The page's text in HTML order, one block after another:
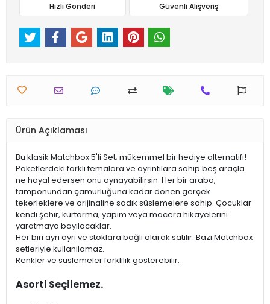
Hızlı Gönderi Güvenli Alışveriş
Ürün Açıklaması
Bu klasik Matchbox 5'li Set; mükemmel bir hediye alternatifi!
Paketlerdeki farklı temalara ve ayrıntılara sahip beş araçla
ne hayal edersen onu oynayabilirsin. Her bir araba,
tamponundan çamurluğuna kadar dönen gerçek
tekerleklere ve orijinaline sadık süslemelere sahip. Çocuklar
kendi şehir, kurtarma, yapım veya macera hikayelerini
yaratmaya bayılacaklar.
Her biri ayrı ayrı ve stoklara bağlı olarak satılır. Bazı Matchbox
setleriyle kullanılamaz.
Renkler ve süslemeler farklılık gösterebilir.
Asorti Seçilemez.